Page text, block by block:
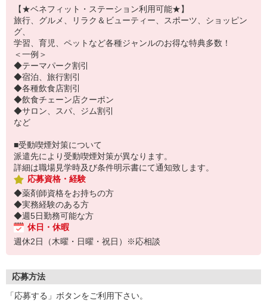
【★ベネフィット・ステーション利用可能★】
旅行、グルメ、リラク＆ビューティー、スポーツ、ショッピン
グ、
学習、育児、ペットなど各種ジャンルのお得な特典多数！
＜一例＞
◆テーマパーク割引
◆宿泊、旅行割引
◆各種飲食店割引
◆飲食チェーン店クーポン
◆サロン、スパ、ジム割引
など
■受動喫煙対策について
派遣先により受動喫煙対策が異なります。
詳細は職場見学時及び条件明示書にて通知致します。
応募資格・経験
◆薬剤師資格をお持ちの方
◆実務経験のある方
◆週5日勤務可能な方
休日・休暇
週休2日（木曜・日曜・祝日）※応相談
応募方法
「応募する」ボタンをご利用下さい。